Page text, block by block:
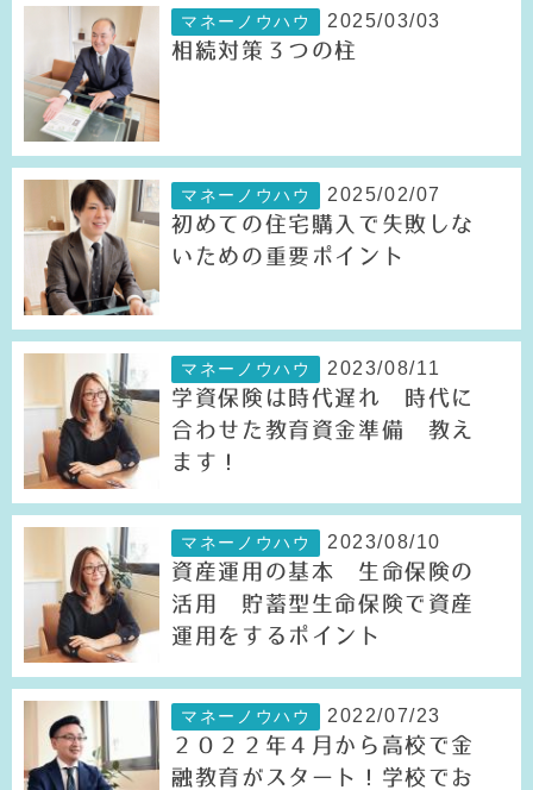
マネーノウハウ 2025/03/03
相続対策３つの柱
マネーノウハウ 2025/02/07
初めての住宅購入で失敗しな
いための重要ポイント
マネーノウハウ 2023/08/11
学資保険は時代遅れ 時代に
合わせた教育資金準備 教え
ます！
マネーノウハウ 2023/08/10
資産運用の基本 生命保険の
活用 貯蓄型生命保険で資産
運用をするポイント
マネーノウハウ 2022/07/23
２０２２年４月から高校で金
融教育がスタート！学校でお